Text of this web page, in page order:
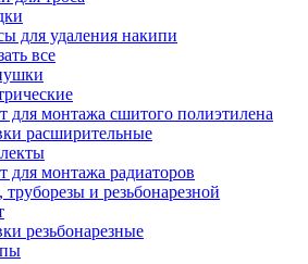
для удаления накипи
все
для монтажа сшитого полиэтилена
расширительные
для монтажа радиаторов
и резьбонарезной
резьбонарезные